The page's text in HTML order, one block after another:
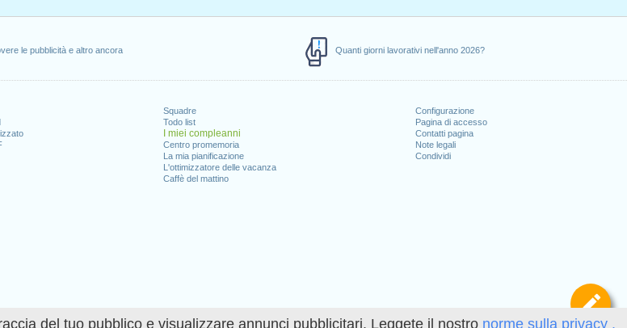
del tuo pubblico e visualizzare annunci pubblicitari. Leggete il nostro norme sulla privacy .
le pubblicità e altro ancora Quanti giorni lavorativi nell'anno 2026?
Squadre
Todo list
I miei compleanni
Centro promemoria
La mia pianificazione
L'ottimizzatore delle vacanza
Caffè del mattino
Configurazione
Pagina di accesso
Contatti pagina
Note legali
Condividi